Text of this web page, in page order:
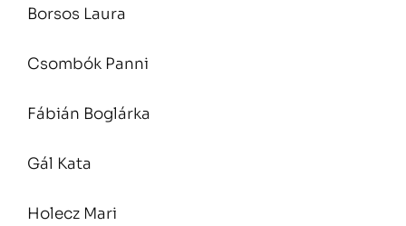
Borsos Laura
Csombók Panni
Fábián Boglárka
Gál Kata
Holecz Mari